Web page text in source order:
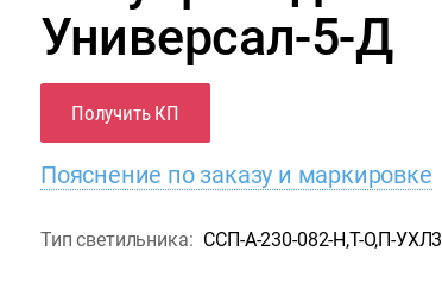
Универсал-5-Д
Получить КП
Пояснение по заказу и маркировке
Тип светильника: ССП-А-230-082-Н,Т-О,П-УХЛ3